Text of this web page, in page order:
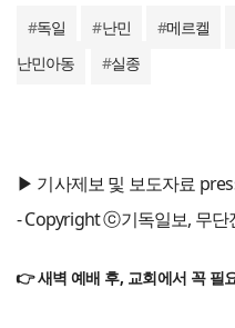
#독일 #난민 #메르켈
난민아동
#실종
▶ 기사제보 및 보도자료
- Copyright ⓒ기독일보, 무단
👉 새벽 예배 후, 교회에서 꼭 필